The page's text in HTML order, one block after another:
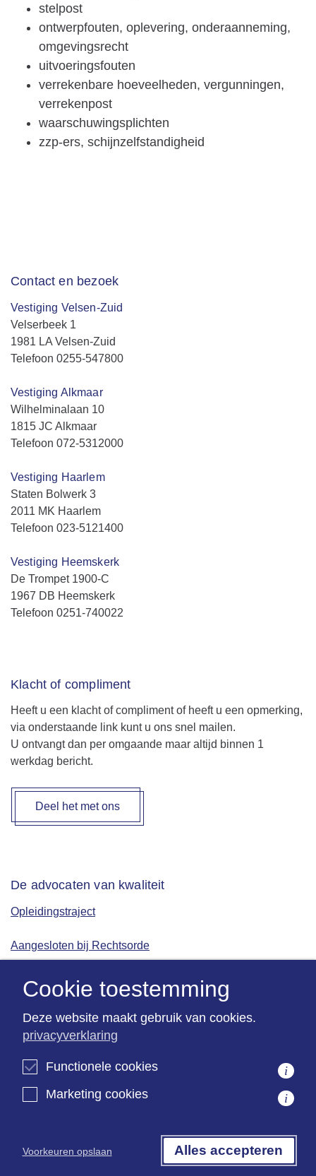
stelpost
ontwerpfouten, oplevering, onderaanneming,
omgevingsrecht
uitvoeringsfouten
verrekenbare hoeveelheden, vergunningen,
verrekenpost
waarschuwingsplichten
zzp-ers, schijnzelfstandigheid
Contact en bezoek
Vestiging Velsen-Zuid
Velserbeek 1
1981 LA Velsen-Zuid
Telefoon 0255-547800
Vestiging Alkmaar
Wilhelminalaan 10
1815 JC Alkmaar
Telefoon 072-5312000
Vestiging Haarlem
Staten Bolwerk 3
2011 MK Haarlem
Telefoon 023-5121400
Vestiging Heemskerk
De Trompet 1900-C
1967 DB Heemskerk
Telefoon 0251-740022
Klacht of compliment
Heeft u een klacht of compliment of heeft u een opmerking,
via onderstaande link kunt u ons snel mailen.
U ontvangt dan per omgaande maar altijd binnen 1
werkdag bericht.
Deel het met ons
De advocaten van kwaliteit
Opleidingstraject
Aangesloten bij Rechtsorde
ISO 9001 gecertificeerd
Kantoorinformatie
Algemene informatie
Algemene voorwaarden
Cookie toestemming
Deze website maakt gebruik van cookies.
privacyverklaring
Functionele cookies
i
Marketing cookies
i
Voorkeuren opslaan Alles accepteren